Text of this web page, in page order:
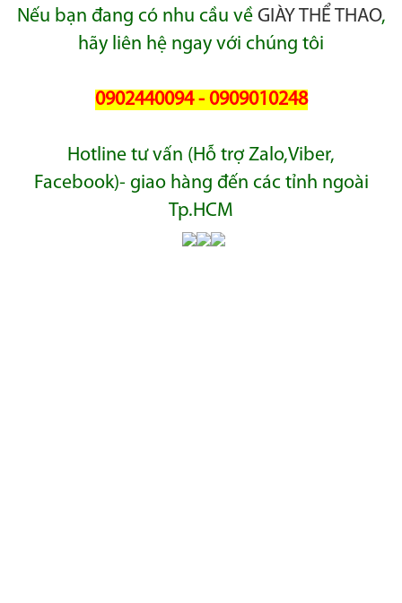
Nếu bạn đang có nhu cầu về GIÀY THỂ THAO,
hãy liên hệ ngay với chúng tôi
0902440094 - 0909010248
Hotline tư vấn (Hỗ trợ Zalo,Viber,
Facebook)- giao hàng đến các tỉnh ngoài
Tp.HCM